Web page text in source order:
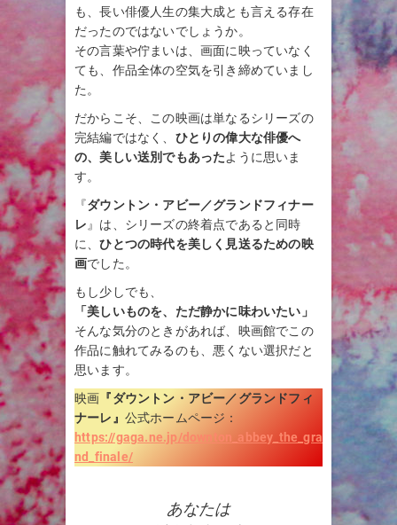
も、長い俳優人生の集大成とも言える存在
だったのではないでしょうか。
その言葉や佇まいは、画面に映っていなく
ても、作品全体の空気を引き締めていまし
た。
だからこそ、この映画は単なるシリーズの
完結編ではなく、 ひとりの偉大な俳優へ
の、美しい送別でもあったように思いま
す。
『ダウントン・アビー／グランドフィナー
レ 』は、シリーズの終着点であると同時
に、ひとつの時代を美しく見送るための映
画でした。
もし少しでも、
「美しいものを、ただ静かに味わいたい」
そんな気分のときがあれば、映画館でこの
作品に触れてみるのも、悪くない選択だと
思います。
映画 『ダウントン・アビー／グランドフィ
ナーレ 』 公式ホームページ：
https://gaga.ne.jp/downton_abbey_the_gra
nd_finale/
あなたは